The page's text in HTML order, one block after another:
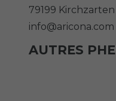
79199 Kirchzarten
info@aricona.com
AUTRES